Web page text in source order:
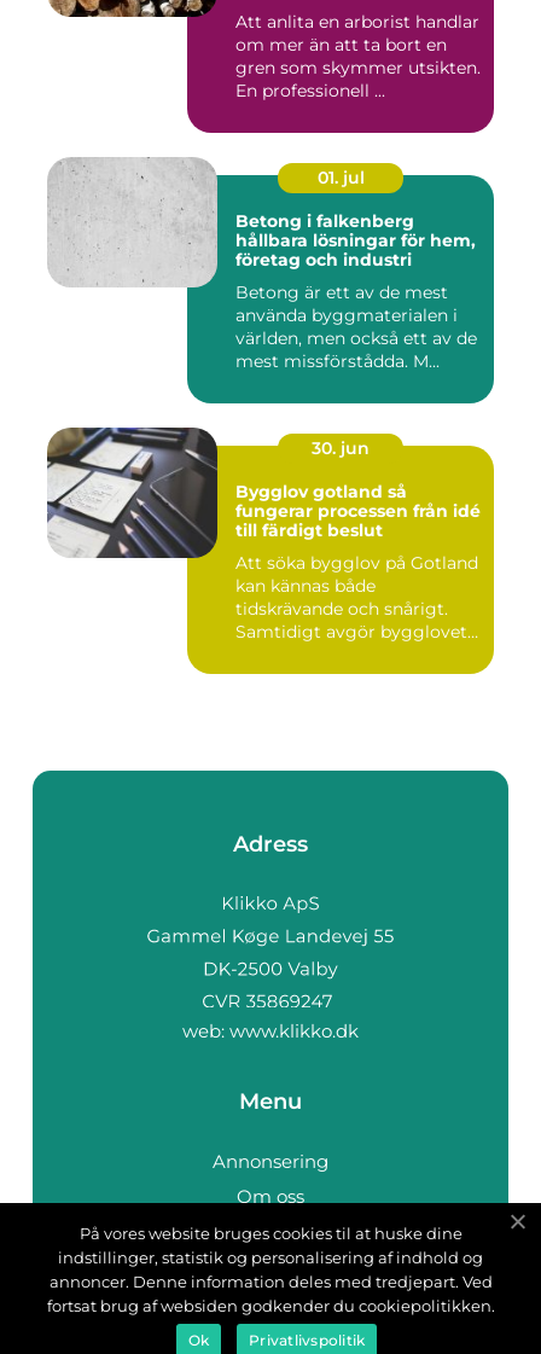
Att anlita en arborist handlar
om mer än att ta bort en
gren som skymmer utsikten.
En professionell ...
01. jul
Betong i falkenberg
hållbara lösningar för hem,
företag och industri
Betong är ett av de mest
använda byggmaterialen i
världen, men också ett av de
mest missförstådda. M...
30. jun
Bygglov gotland så
fungerar processen från idé
till färdigt beslut
Att söka bygglov på Gotland
kan kännas både
tidskrävande och snårigt.
Samtidigt avgör bygglovet
Adress
web: www.klikko.dk
Menu
Annonsering
Om oss
Cookies
Kontakta oss
Sitemap
På vores website bruges cookies til at huske dine
indstillinger, statistik og personalisering af indhold og
annoncer. Denne information deles med tredjepart. Ved
fortsat brug af websiden godkender du cookiepolitikken.
Ok Privatlivspolitik